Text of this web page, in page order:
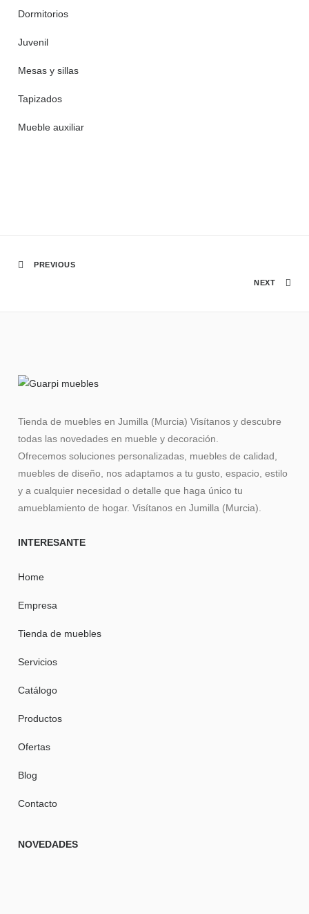
Dormitorios
Juvenil
Mesas y sillas
Tapizados
Mueble auxiliar
PREVIOUS
NEXT
Tienda de muebles en Jumilla (Murcia) Visítanos y descubre
todas las novedades en mueble y decoración.
Ofrecemos soluciones personalizadas, muebles de calidad,
muebles de diseño, nos adaptamos a tu gusto, espacio, estilo
y a cualquier necesidad o detalle que haga único tu
amueblamiento de hogar. Visítanos en Jumilla (Murcia).
INTERESANTE
Home
Empresa
Tienda de muebles
Servicios
Catálogo
Productos
Ofertas
Blog
Contacto
NOVEDADES